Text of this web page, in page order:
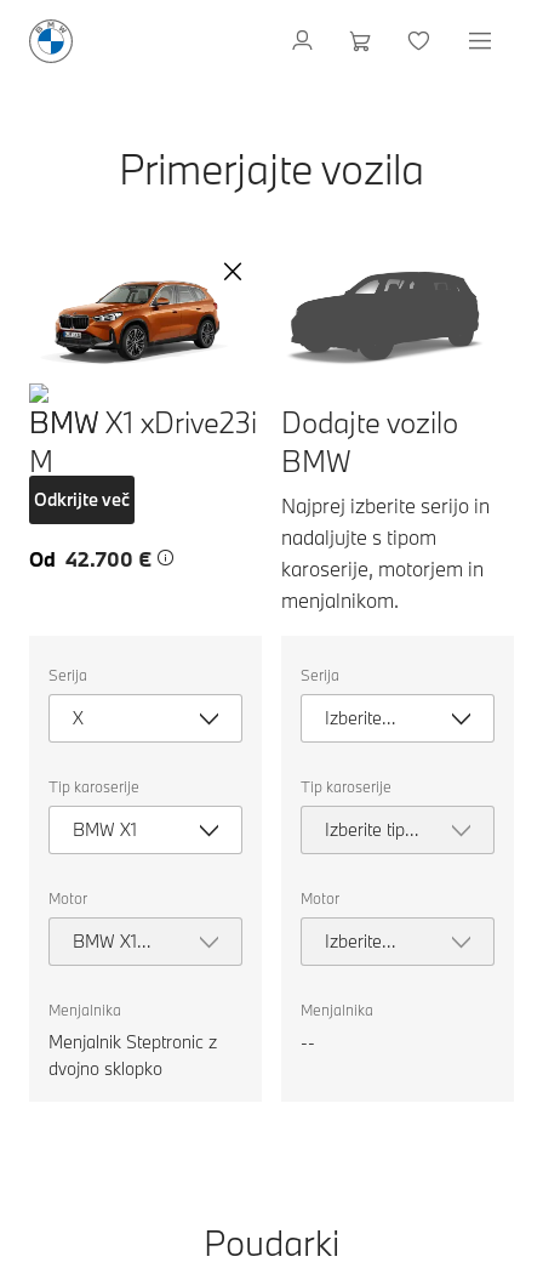
Primerjajte vozila
BMW X1 xDrive23i
Odkrijte več
Od 42.700 €
naslednje
lastnosti
izbiro
za
primerjavo.
Serija
X
Tip karoserije
BMW X1
Motor
BMW X1
xDrive23i
Menjalnika
Menjalnik Steptronic z
dvojno sklopko
Dodajte vozilo
BMW
Najprej izberite serijo in
nadaljujte s tipom
karoserije, motorjem in
menjalnikom.
naslednje
lastnosti
izbiro
za
primerjavo.
Serija
Izberite
serijo
Tip karoserije
Izberite tip
karoserije
Motor
Izberite
motor
Menjalnika
--
Poudarki